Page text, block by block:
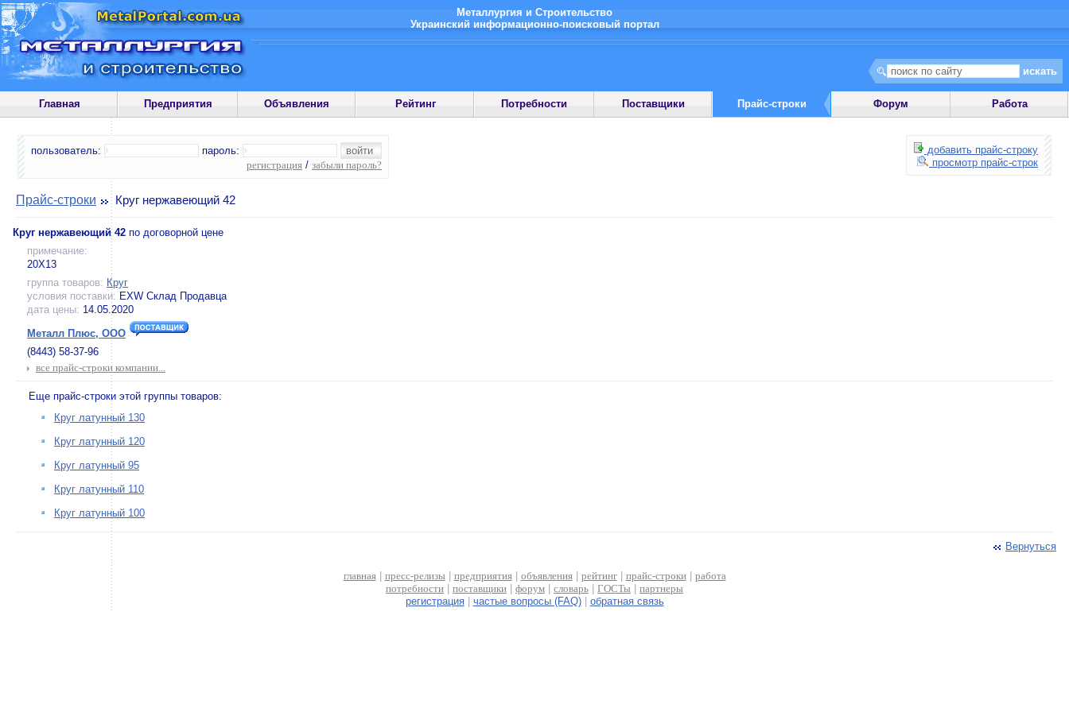
Металлургия и Строительство
Украинский информационно-поисковый портал
Главная Предприятия Объявления Рейтинг Потребности Поставщики Прайс-строки Форум Работа
пользователь:
пароль:
регистрация / забыли пароль?
добавить прайс-строку
просмотр прайс-строк
Прайс-строки Круг нержавеющий 42
Круг нержавеющий 42 по договорной цене
примечание:
20Х13
группа товаров: Круг
условия поставки: EXW Склад Продавца
дата цены: 14.05.2020
Металл Плюс, ООО
(8443) 58-37-96
все прайс-строки компании...
Еще прайс-строки этой группы товаров:
Круг латунный 130
Круг латунный 120
Круг латунный 95
Круг латунный 110
Круг латунный 100
Вернуться
главная| пресс-релизы предприятия| объявления| рейтинг| прайс-строки| работа
потребности
поставщики форум словарь ГОСТы
партнеры
регистрация| частые вопросы (FAQ)| обратная связь